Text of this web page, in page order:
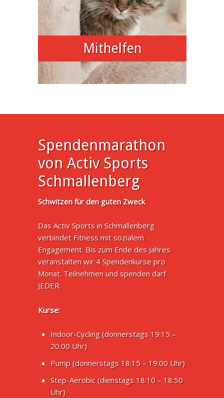
Mithelfen
Spendenmarathon
von Activ Sports
Schmallenberg
Schwitzen für den guten Zweck
Das Activ Sports in Schmallenberg
verbindet Fitness mit sozialem
Engagement. Bis zum Ende des Jahres
veranstalten wir 4 Spendenkurse pro
Monat. Teilnehmen und spenden darf
JEDER.
Kurse:
Indoor-Cycling (donnerstags 19:15 –
20:00 Uhr)
Pump (donnerstags 18:15 – 19:00 Uhr)
Step-Aerobic (dienstags 18:10 – 18:50
Uhr)